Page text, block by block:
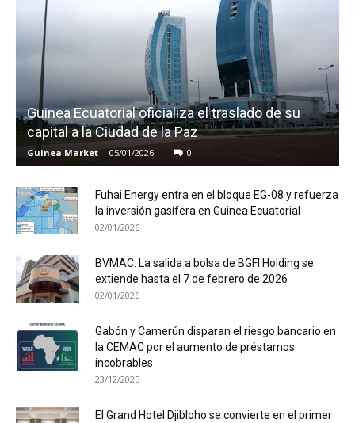
Guinea Ecuatorial oficializa el traslado de su
capital a la Ciudad de la Paz
Guinea Market - 05/01/2026 0
Fuhai Energy entra en el bloque EG-08 y refuerza
la inversión gasífera en Guinea Ecuatorial
02/01/2026
BVMAC: La salida a bolsa de BGFI Holding se
extiende hasta el 7 de febrero de 2026
02/01/2026
Gabón y Camerún disparan el riesgo bancario en
la CEMAC por el aumento de préstamos
incobrables
23/12/2025
El Grand Hotel Djibloho se convierte en el primer